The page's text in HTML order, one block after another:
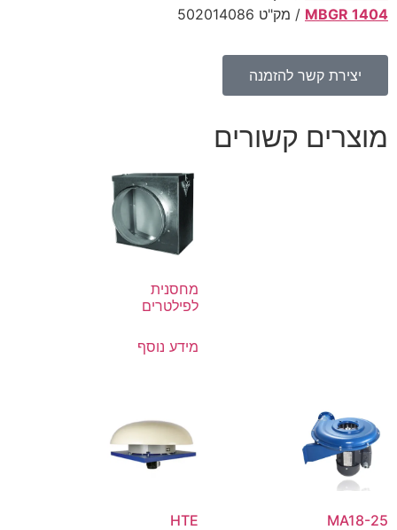
MBGR 1404 / מק"ט 502014086
יצירת קשר להזמנה
מוצרים קשורים
מחסנית
לפילטרים
מידע נוסף
MA18-25
HTE